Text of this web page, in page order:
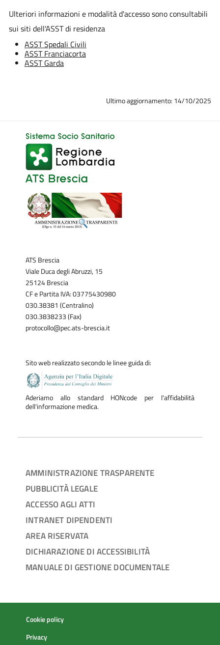
Ulteriori informazioni e modalità d'accesso sono consultabili
sui siti dell'ASST di residenza
ASST Spedali Civili
ASST Franciacorta
ASST Garda
Ultimo aggiornamento: 14/10/2025
ATS Brescia
Viale Duca degli Abruzzi, 15
25124 Brescia
CF e Partita IVA: 03775430980
030.38381 (Centralino)
030.3838233 (Fax)
protocollo@pec.ats-brescia.it
Sito web realizzato secondo le linee guida di:
Aderiamo allo standard HONcode per l'affidabilità
dell'informazione medica.
AMMINISTRAZIONE TRASPARENTE
PUBBLICITÀ LEGALE
ACCESSO AGLI ATTI
INTRANET DIPENDENTI
AREA RISERVATA
DICHIARAZIONE DI ACCESSIBILITÀ
MANUALE DI GESTIONE DOCUMENTALE
Cookie policy
Privacy